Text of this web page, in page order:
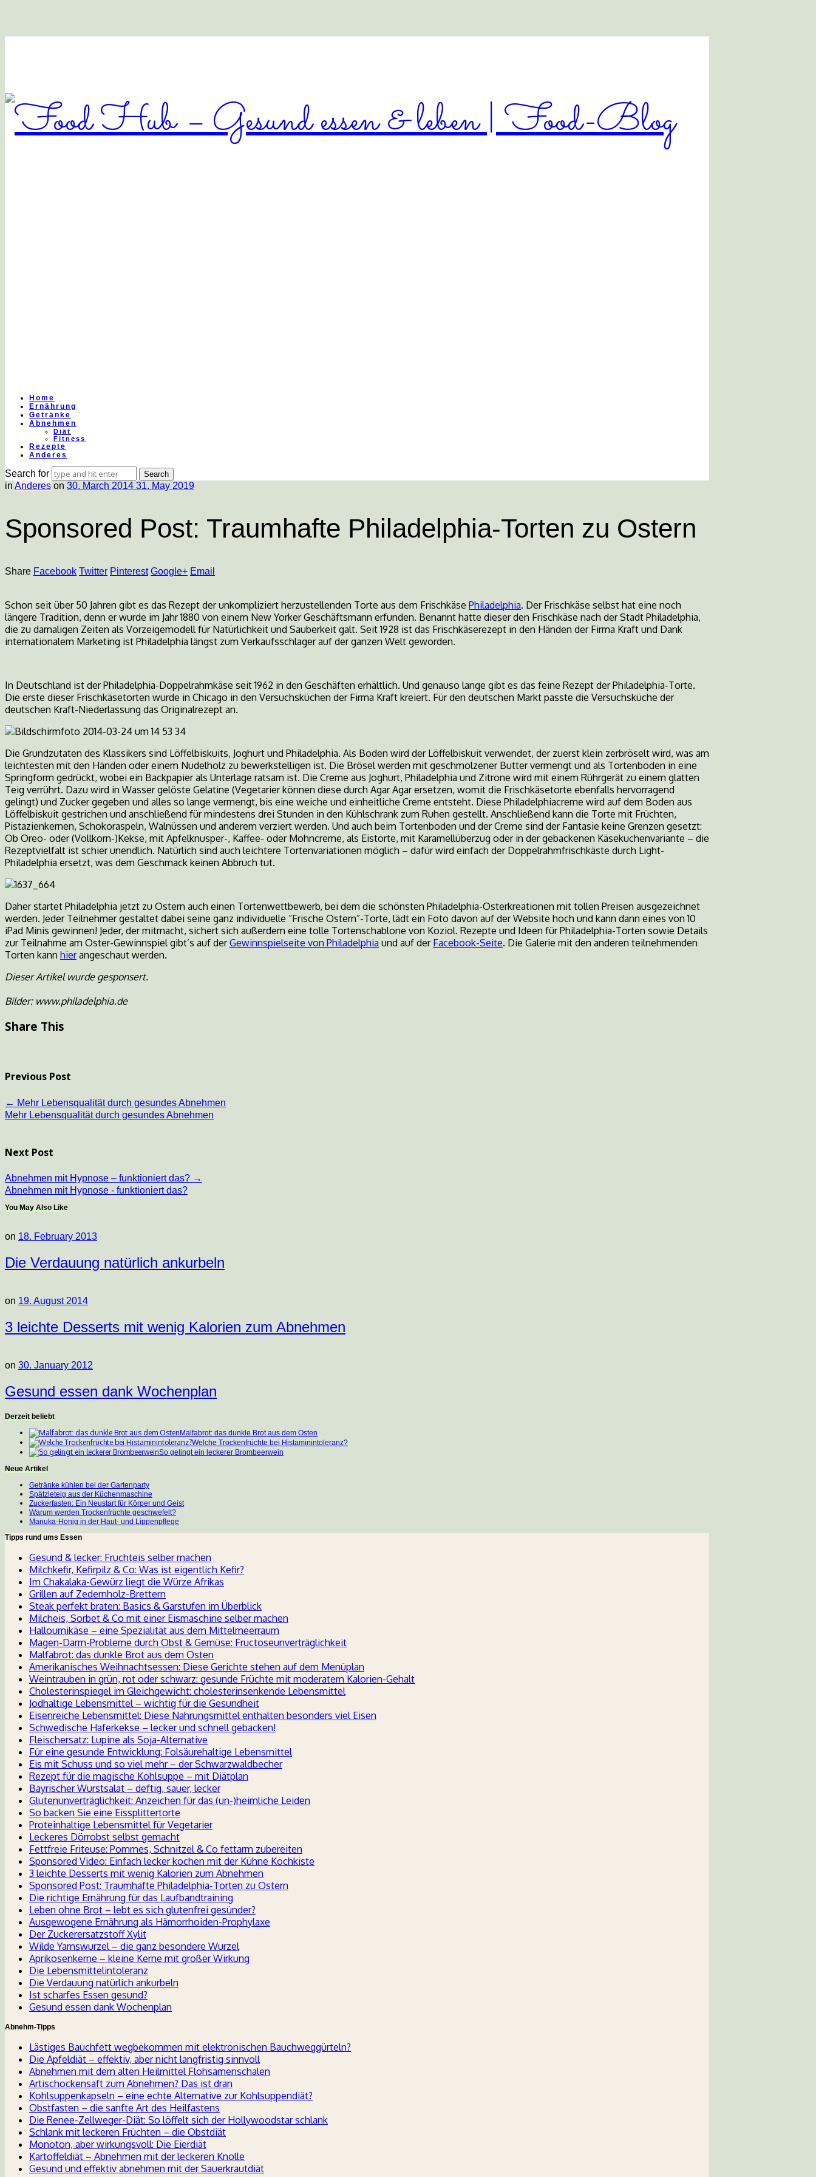
Food
&
leben
|
Food-
Blog
Home
Ernährung
Getränke
Abnehmen
Diät
Fitness
Rezepte
Anderes
Search for
in Anderes on 30. March 2014 31. May 2019
Sponsored Post: Traumhafte Philadelphia-Torten zu Ostern
Share Facebook Twitter Pinterest Google+ Email
Schon seit über 50 Jahren gibt es das Rezept der unkompliziert herzustellenden Torte aus dem Frischkäse Philadelphia. Der Frischkäse selbst hat eine noch
längere Tradition, denn er wurde im Jahr 1880 von einem New Yorker Geschäftsmann erfunden. Benannt hatte dieser den Frischkäse nach der Stadt Philadelphia,
die zu damaligen Zeiten als Vorzeigemodell für Natürlichkeit und Sauberkeit galt. Seit 1928 ist das Frischkäserezept in den Händen der Firma Kraft und Dank
internationalem Marketing ist Philadelphia längst zum Verkaufsschlager auf der ganzen Welt geworden.
In Deutschland ist der Philadelphia-Doppelrahmkäse seit 1962 in den Geschäften erhältlich. Und genauso lange gibt es das feine Rezept der Philadelphia-Torte.
Die erste dieser Frischkäsetorten wurde in Chicago in den Versuchsküchen der Firma Kraft kreiert. Für den deutschen Markt passte die Versuchsküche der
deutschen Kraft-Niederlassung das Originalrezept an.
Die Grundzutaten des Klassikers sind Löffelbiskuits, Joghurt und Philadelphia. Als Boden wird der Löffelbiskuit verwendet, der zuerst klein zerbröselt wird, was am
leichtesten mit den Händen oder einem Nudelholz zu bewerkstelligen ist. Die Brösel werden mit geschmolzener Butter vermengt und als Tortenboden in eine
Springform gedrückt, wobei ein Backpapier als Unterlage ratsam ist. Die Creme aus Joghurt, Philadelphia und Zitrone wird mit einem Rührgerät zu einem glatten
Teig verrührt. Dazu wird in Wasser gelöste Gelatine (Vegetarier können diese durch Agar Agar ersetzen, womit die Frischkäsetorte ebenfalls hervorragend
gelingt) und Zucker gegeben und alles so lange vermengt, bis eine weiche und einheitliche Creme entsteht. Diese Philadelphiacreme wird auf dem Boden aus
Löffelbiskuit gestrichen und anschließend für mindestens drei Stunden in den Kühlschrank zum Ruhen gestellt. Anschließend kann die Torte mit Früchten,
Pistazienkernen, Schokoraspeln, Walnüssen und anderem verziert werden. Und auch beim Tortenboden und der Creme sind der Fantasie keine Grenzen gesetzt:
Ob Oreo- oder (Vollkorn-)Kekse, mit Apfelknusper-, Kaffee- oder Mohncreme, als Eistorte, mit Karamellüberzug oder in der gebackenen Käsekuchenvariante – die
Rezeptvielfalt ist schier unendlich. Natürlich sind auch leichtere Tortenvariationen möglich – dafür wird einfach der Doppelrahmfrischkäste durch Light-
Philadelphia ersetzt, was dem Geschmack keinen Abbruch tut.
Daher startet Philadelphia jetzt zu Ostern auch einen Tortenwettbewerb, bei dem die schönsten Philadelphia-Osterkreationen mit tollen Preisen ausgezeichnet
werden. Jeder Teilnehmer gestaltet dabei seine ganz individuelle “Frische Ostern”-Torte, lädt ein Foto davon auf der Website hoch und kann dann eines von 10
iPad Minis gewinnen! Jeder, der mitmacht, sichert sich außerdem eine tolle Tortenschablone von Koziol. Rezepte und Ideen für Philadelphia-Torten sowie Details
zur Teilnahme am Oster-Gewinnspiel gibt’s auf derGewinnspielseite von Philadelphia und auf der Facebook-Seite. Die Galerie mit den anderen teilnehmenden
Torten kann hierangeschaut werden.
Dieser Artikel wurde gesponsert.
Bilder: www.philadelphia.de
Share This
Previous Post
← Mehr Lebensqualität durch gesundes Abnehmen
Mehr Lebensqualität durch gesundes Abnehmen
Next Post
Abnehmen mit Hypnose – funktioniert das? →
Abnehmen mit Hypnose - funktioniert das?
You May Also Like
on 18. February 2013
Die Verdauung natürlich ankurbeln
on 19. August 2014
3 leichte Desserts mit wenig Kalorien zum Abnehmen
on 30. January 2012
Gesund essen dank Wochenplan
Derzeit beliebt
Malfabrot: das dunkle Brot aus dem Osten
Welche Trockenfrüchte bei Histaminintoleranz?
So gelingt ein leckerer Brombeerwein
Neue Artikel
Getränke kühlen bei der Gartenparty
Spätzleteig aus der Küchenmaschine
Zuckerfasten: Ein Neustart für Körper und Geist
Warum werden Trockenfrüchte geschwefelt?
Manuka-Honig in der Haut- und Lippenpflege
Tipps rund ums Essen
Gesund & lecker: Fruchteis selber machen
Milchkefir, Kefirpilz & Co: Was ist eigentlich Kefir?
Im Chakalaka-Gewürz liegt die Würze Afrikas
Grillen auf Zedernholz-Brettern
Steak perfekt braten: Basics & Garstufen im Überblick
Milcheis, Sorbet & Co mit einer Eismaschine selber machen
Halloumikäse – eine Spezialität aus dem Mittelmeerraum
Magen-Darm-Probleme durch Obst & Gemüse: Fructoseunverträglichkeit
Malfabrot: das dunkle Brot aus dem Osten
Amerikanisches Weihnachtsessen: Diese Gerichte stehen auf dem Menüplan
Weintrauben in grün, rot oder schwarz: gesunde Früchte mit moderatem Kalorien-Gehalt
Cholesterinspiegel im Gleichgewicht: cholesterinsenkende Lebensmittel
Jodhaltige Lebensmittel – wichtig für die Gesundheit
Eisenreiche Lebensmittel: Diese Nahrungsmittel enthalten besonders viel Eisen
Schwedische Haferkekse – lecker und schnell gebacken!
Fleischersatz: Lupine als Soja-Alternative
Für eine gesunde Entwicklung: Folsäurehaltige Lebensmittel
Eis mit Schuss und so viel mehr – der Schwarzwaldbecher
Rezept für die magische Kohlsuppe – mit Diätplan
Bayrischer Wurstsalat – deftig, sauer, lecker
Glutenunverträglichkeit: Anzeichen für das (un-)heimliche Leiden
So backen Sie eine Eissplittertorte
Proteinhaltige Lebensmittel für Vegetarier
Leckeres Dörrobst selbst gemacht
Fettfreie Friteuse: Pommes, Schnitzel & Co fettarm zubereiten
Sponsored Video: Einfach lecker kochen mit der Kühne Kochkiste
3 leichte Desserts mit wenig Kalorien zum Abnehmen
Sponsored Post: Traumhafte Philadelphia-Torten zu Ostern
Die richtige Ernährung für das Laufbandtraining
Leben ohne Brot – lebt es sich glutenfrei gesünder?
Ausgewogene Ernährung als Hämorrhoiden-Prophylaxe
Der Zuckerersatzstoff Xylit
Wilde Yamswurzel – die ganz besondere Wurzel
Aprikosenkerne – kleine Kerne mit großer Wirkung
Die Lebensmittelintoleranz
Die Verdauung natürlich ankurbeln
Ist scharfes Essen gesund?
Gesund essen dank Wochenplan
Abnehm-Tipps
Lästiges Bauchfett wegbekommen mit elektronischen Bauchweggürteln?
Die Apfeldiät – effektiv, aber nicht langfristig sinnvoll
Abnehmen mit dem alten Heilmittel Flohsamenschalen
Artischockensaft zum Abnehmen? Das ist dran
Kohlsuppenkapseln – eine echte Alternative zur Kohlsuppendiät?
Obstfasten – die sanfte Art des Heilfastens
Die Renee-Zellweger-Diät: So löffelt sich der Hollywoodstar schlank
Schlank mit leckeren Früchten – die Obstdiät
Monoton, aber wirkungsvoll: Die Eierdiät
Kartoffeldiät – Abnehmen mit der leckeren Knolle
Gesund und effektiv abnehmen mit der Sauerkrautdiät